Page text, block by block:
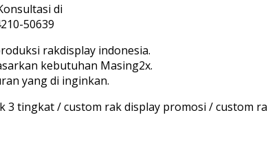
di
50639
rakdisplay indonesia.
kebutuhan Masing2x.
yang di inginkan.
tingkat / custom rak display promosi / custom